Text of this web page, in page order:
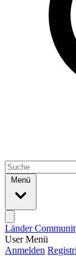
Menü
Länder
User Menü
Anmelden